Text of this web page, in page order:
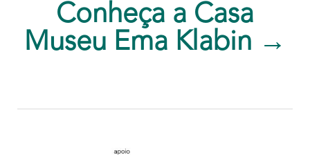
Conheça a Casa
Museu Ema Klabin →